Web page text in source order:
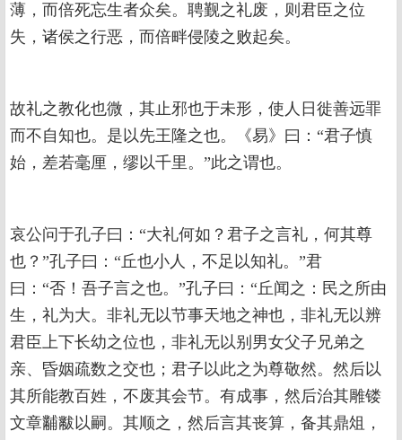
薄，而倍死忘生者众矣。聘觐之礼废，则君臣之位
失，诸侯之行恶，而倍畔侵陵之败起矣。
故礼之教化也微，其止邪也于未形，使人日徙善远罪
而不自知也。是以先王隆之也。《易》曰：“君子慎
始，差若毫厘，缪以千里。”此之谓也。
哀公问于孔子曰：“大礼何如？君子之言礼，何其尊
也？”孔子曰：“丘也小人，不足以知礼。”君
曰：“否！吾子言之也。”孔子曰：“丘闻之：民之所由
生，礼为大。非礼无以节事天地之神也，非礼无以辨
君臣上下长幼之位也，非礼无以别男女父子兄弟之
亲、昏姻疏数之交也；君子以此之为尊敬然。然后以
其所能教百姓，不废其会节。有成事，然后治其雕镂
文章黼黻以嗣。其顺之，然后言其丧算，备其鼎俎，